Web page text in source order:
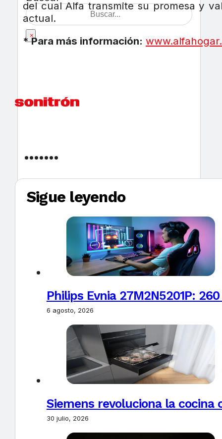
×
del cual Alfa transmite su promesa y
actual.
* Para más información:
Sigue leyendo
Philips Evnia 27M2N5201P:
6 agosto, 2026
Siemens revoluciona la
30 julio, 2026